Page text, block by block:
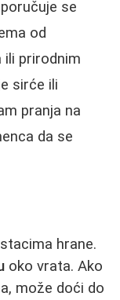
se
od
ili prirodnim
sirće ili
pranja na
da se
hrane.
oko vrata. Ako
može doći do